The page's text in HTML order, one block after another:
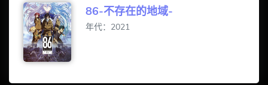
86-不存在的地域-
年代：2021